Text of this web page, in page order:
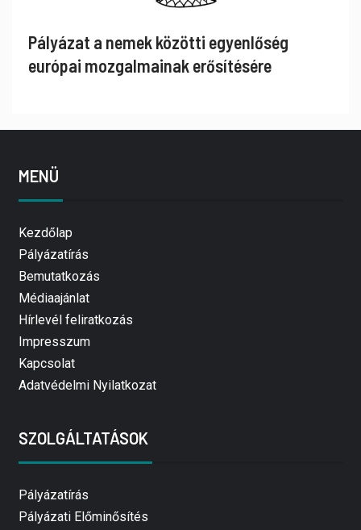
Pályázat a nemek közötti egyenlőség
európai mozgalmainak erősítésére
MENÜ
Kezdőlap
Pályázatírás
Bemutatkozás
Médiaajánlat
Hírlevél feliratkozás
Impresszum
Kapcsolat
Adatvédelmi Nyilatkozat
SZOLGÁLTATÁSOK
Pályázatírás
Pályázati Előminősítés